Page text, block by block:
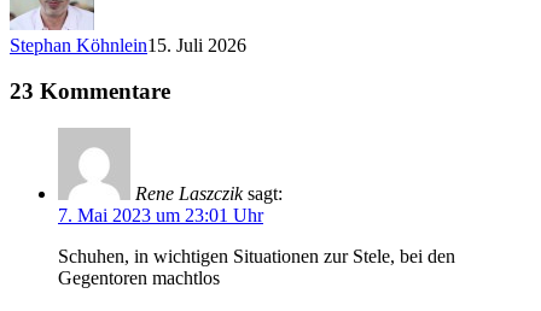
Stephan Köhnlein15. Juli 2026
23 Kommentare
Rene Laszczik sagt:
7. Mai 2023 um 23:01 Uhr
Schuhen, in wichtigen Situationen zur Stele, bei den
Gegentoren machtlos